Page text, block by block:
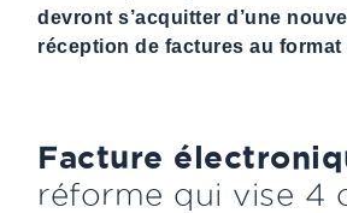
devront s’acquitter d’une
réception de factures au
Facture
réforme qui vise 4